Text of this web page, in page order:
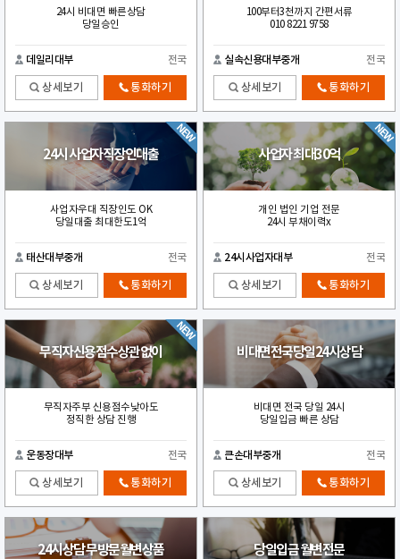
24시 비대면 빠른상담
당일승인
데일리대부 전국
상세보기 통화하기
100부터3천까지 간편서류
010 8221 9758
실속신용대부중개 전국
상세보기 통화하기
24시 사업자직장인대출
사업자우대 직장인도 OK
당일대출 최대한도1억
태산대부중개 전국
상세보기 통화하기
사업자 최대30억
개인 법인 기업 전문
24시 부채이력x
24시사업자대부 전국
상세보기 통화하기
무직자신용점수상관없이
무직자주부 신용점수낮아도
정직한 상담 진행
운동장대부 전국
상세보기 통화하기
비대면전국당일24시상담
비대면 전국 당일 24시
당일입금 빠른 상담
큰손대부중개 전국
상세보기 통화하기
24시상담 무방문월변상품 당일입금 월변전문